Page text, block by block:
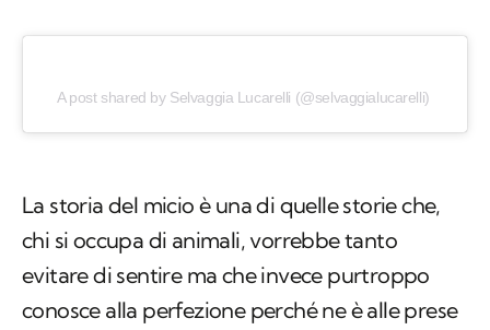
A post shared by Selvaggia Lucarelli (@selvaggialucarelli)
La storia del micio è una di quelle storie che,
chi si occupa di animali, vorrebbe tanto
evitare di sentire ma che invece purtroppo
conosce alla perfezione perché ne è alle prese